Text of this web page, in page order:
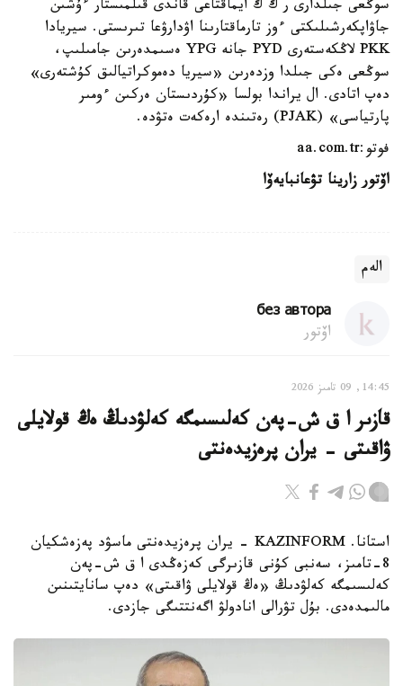
سوڭعى جىلدارى ر ك ك ايماقتاعى قاندى قىلمىستار ءۇشىن
جاۋاپكەرشىلىكتى ءوز تارماقتارىنا اۋدارۋعا تىرىستى. سيريادا
PKK لاڭكەستەرى PYD جانە YPG ەسىمدەرىن جامىلىپ،
سوڭعى ەكى جىلدا وزدەرىن «سيريا دەموكراتيالىق كۇشتەرى»
دەپ اتادى. ال يراندا بولسا «كۇردىستان ەركىن ءومىر
پارتياسى» (PJAK) رەتىندە ارەكەت ەتۋدە.
فوتو:aa.com.tr
اۆتور زارينا تۋعانبايەۆا
الەم
без автора
اۆتور
14:45, 09 تامىز 2026
قازىر ا ق ش-پەن كەلىسىمگە كەلۋدىڭ ەڭ قولايلى
ۋاقىتى - يران پرەزيدەنتى
استانا. KAZINFORM - يران پرەزيدەنتى ماسۋد پەزەشكيان
8-تامىز، سەنبى كۇنى قازىرگى كەزەڭدى ا ق ش-پەن
كەلىسىمگە كەلۋدىڭ «ەڭ قولايلى ۋاقىتى» دەپ سانايتىنىن
مالىمدەدى. بۇل تۋرالى انادولۋ اگەنتتىگى جازدى.